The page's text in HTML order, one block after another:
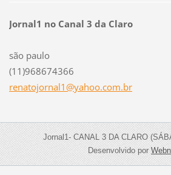
Jornal1 no Canal 3 da Claro
são paulo
(11)968674366
renatojornal1@yahoo.com.br
Jornal1- CANAL 3 DA CLARO
Desenvolvido por